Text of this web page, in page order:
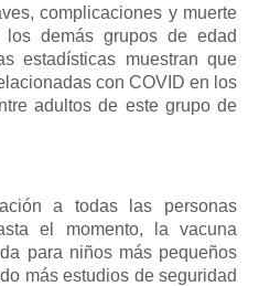
complicaciones y muerte
demás grupos de edad
estadísticas muestran que
con COVID en los
adultos de este grupo de
a todas las personas
el momento, la vacuna
para niños más pequeños
más estudios de seguridad